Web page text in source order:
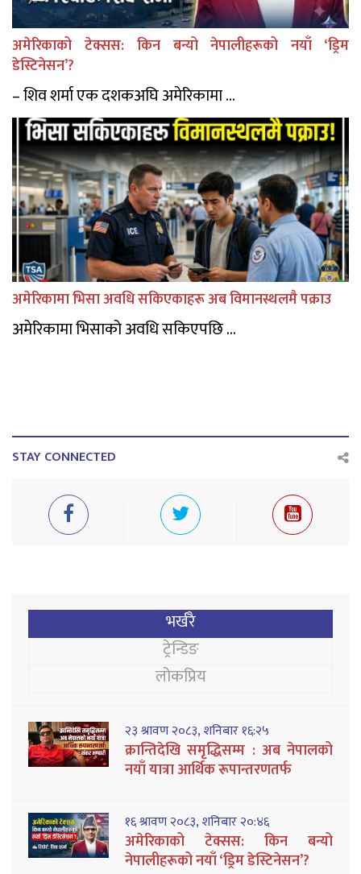
अमेरिकाको टेक्सस: किन बन्यो नेपालीहरूको नयाँ ‘ड्रिम
डेस्टिनेसन’?
– शिव शर्मा एक दशकअघि अमेरिकामा ...
अमेरिकामा भिसा अवधि सकिएकाहरू अब विमानस्थलमै पक्राउ
अमेरिकामा भिसाको अवधि सकिएपछि ...
STAY CONNECTED
भर्खरै
ट्रेन्डिङ
लोकप्रिय
२३ श्रावण २०८३, शनिबार १६:२५
क्रान्तिदेखि समृद्धिसम्म : अब नेपालको
नयाँ यात्रा आर्थिक रूपान्तरणतर्फ
१६ श्रावण २०८३, शनिबार २०:४६
अमेरिकाको टेक्सस: किन बन्यो
नेपालीहरूको नयाँ ‘ड्रिम डेस्टिनेसन’?